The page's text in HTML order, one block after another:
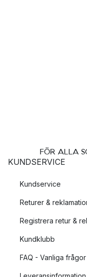
FÖR ALLA
KUNDSERVICE
Kundservice
Returer &
Registrera retur &
Kundklubb
FAQ - Vanliga frågor